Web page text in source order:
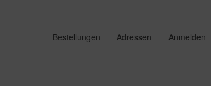
Bestellungen Adressen Anmelden